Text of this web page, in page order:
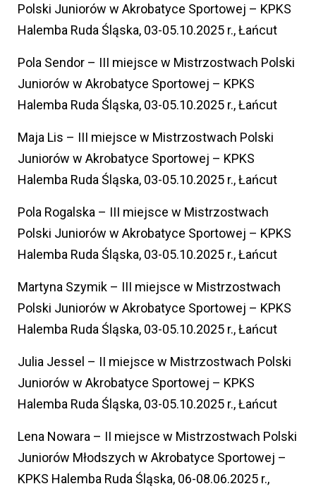
Polski Juniorów w Akrobatyce Sportowej – KPKS
Halemba Ruda Śląska, 03-05.10.2025 r., Łańcut
Pola Sendor – III miejsce w Mistrzostwach Polski
Juniorów w Akrobatyce Sportowej – KPKS
Halemba Ruda Śląska, 03-05.10.2025 r., Łańcut
Maja Lis – III miejsce w Mistrzostwach Polski
Juniorów w Akrobatyce Sportowej – KPKS
Halemba Ruda Śląska, 03-05.10.2025 r., Łańcut
Pola Rogalska – III miejsce w Mistrzostwach
Polski Juniorów w Akrobatyce Sportowej – KPKS
Halemba Ruda Śląska, 03-05.10.2025 r., Łańcut
Martyna Szymik – III miejsce w Mistrzostwach
Polski Juniorów w Akrobatyce Sportowej – KPKS
Halemba Ruda Śląska, 03-05.10.2025 r., Łańcut
Julia Jessel – II miejsce w Mistrzostwach Polski
Juniorów w Akrobatyce Sportowej – KPKS
Halemba Ruda Śląska, 03-05.10.2025 r., Łańcut
Lena Nowara – II miejsce w Mistrzostwach Polski
Juniorów Młodszych w Akrobatyce Sportowej –
KPKS Halemba Ruda Śląska, 06-08.06.2025 r.,